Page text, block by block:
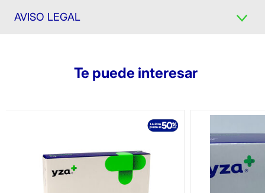
AVISO LEGAL
Te puede interesar